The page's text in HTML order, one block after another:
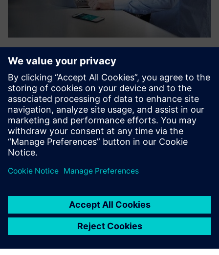
Sensor management
Stranke, ki iščejo rešitev brezžičnega senzorja, lahko
izkoristijo ponudbo senzorske platforme Attune. Siemens
in Attune bosta ustvarila integracijo, ki strankam omogoča
spremljanje, beleženje in obveščanje o kritičnih razmerah
na...
Izvedite več